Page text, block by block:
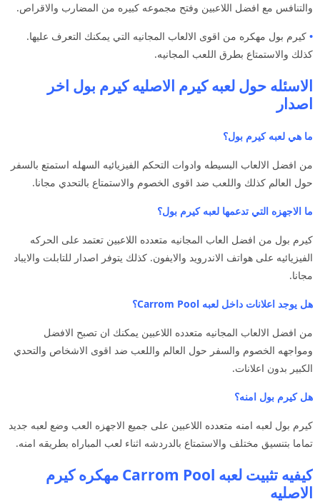
والتنافس مع افضل اللاعبين وفتح مجموعه كبيره من المضارب والاقراص.
• كيرم بول مهكره من اقوى الالعاب المجانيه التي يمكنك التعرف عليها.
كذلك والاستمتاع بطرق اللعب المجانيه.
الاسئله حول لعبه كيرم الاصليه كيرم بول اخر
اصدار
ما هي لعبه كيرم بول؟
من افضل الالعاب البسيطه وادوات التحكم الفيزيائيه السهله استمتع بالسفر
حول العالم كذلك واللعب ضد اقوى الخصوم والاستمتاع بالتحدي مجانا.
ما الاجهزه التي تدعمها لعبه كيرم بول؟
كيرم بول من افضل العاب المجانيه متعدده اللاعبين تعتمد على الحركه
الفيزيائيه على هواتف الاندرويد والايفون. كذلك يتوفر اصدار للتابلت والايباد
مجانا.
هل يوجد اعلانات داخل لعبه Carrom Pool؟
من افضل الالعاب المجانيه متعدده اللاعبين يمكنك ان تصبح الافضل
ومواجهه الخصوم والسفر حول العالم واللعب ضد اقوى الاشخاص والتحدي
الكبير بدون اعلانات.
هل كيرم بول امنه؟
كيرم بول لعبه امنه متعدده اللاعبين على جميع الاجهزه العب وضع لعبه جديد
تماما بتنسيق مختلف والاستمتاع بالدردشه اثناء لعب المباراه بطريقه امنه.
كيفيه تثبيت لعبه Carrom Pool مهكره كيرم
الاصليه